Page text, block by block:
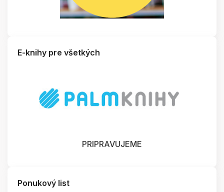
E-knihy pre všetkých
PRIPRAVUJEME
Ponukový list